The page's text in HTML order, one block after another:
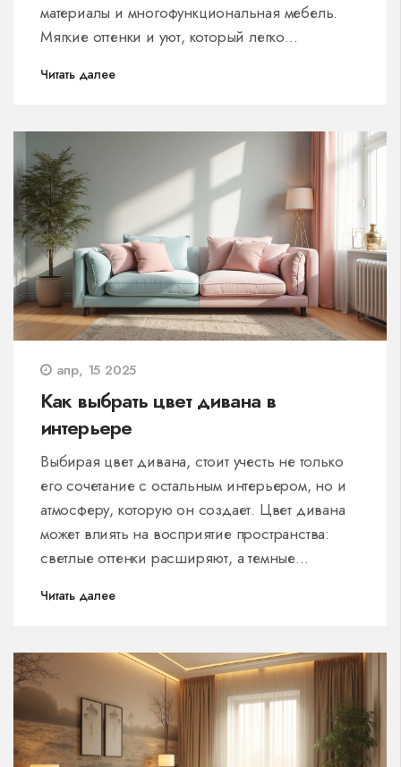
материалы и многофункциональная мебель.
Мягкие оттенки и уют, который легко
Расскажу, как грамотно выбрать мебель, чтобы
долго. И, конечно, поделюсь советами, где
не стоит переплачивать.
Читать далее
апр, 15 2025
Как выбрать цвет дивана в
интерьере
Выбирая цвет дивана, стоит учесть не только
его сочетание с остальным интерьером, но и
атмосферу, которую он создает. Цвет дивана
может влиять на восприятие пространства:
светлые оттенки расширяют, а темные
популярные цветовые тренды, такие как
насыщенные оттенки. Наши советы помогут
вам избежать распространенных ошибок и
сделать интерьер более гармоничным.
Читать далее